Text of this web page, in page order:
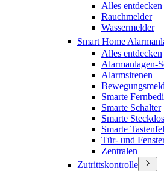
Alles entdecken
Rauchmelder
Wassermelder
Smart Home
Alles entdecken
Alarmanlagen-
Alarmsirenen
Smarte
Smarte Schalter
Smarte
Smarte
Tür- und
Zentralen
Zutrittskontrolle